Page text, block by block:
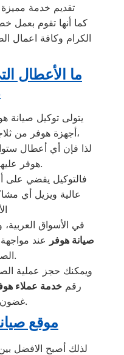
تقديم خدمة مميزة
كما أنها تقوم بعمل
الكرام وكافة اعمال
ما الأعطال
أجهزة هوفر من ثلاجات وغسالات وديب فريزرات،
هوفر عليها بأعلى جودة ممكنة.
فالتوكيل يقضي على
عالية ويزيل أي
في الأسواق العربية،
صيانة هوفر عند
الصيانة المتكافئة.
ويمكنك حجز عملية
رقم خدمة عملاء
غضون 24 ساعة فقط.
موقع
لذلك أصبح الافضل